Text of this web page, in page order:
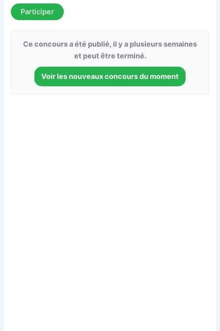
Participer
Ce concours a été publié, il y a plusieurs semaines
et peut être terminé.
Voir les nouveaux concours du moment